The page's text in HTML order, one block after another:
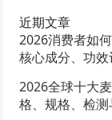
近期文章
2026消费者如
核心成分、功
2026全球十大
格、规格、检